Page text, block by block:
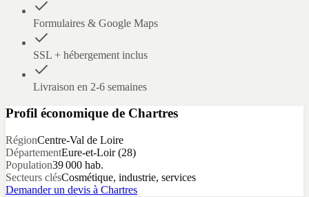
Formulaires & Google Maps
SSL + hébergement inclus
Livraison en 2-6 semaines
Profil économique de Chartres
RégionCentre-Val de Loire
DépartementEure-et-Loir(28)
Population39 000 hab.
Secteurs clésCosmétique, industrie, services
Demander un devis à Chartres